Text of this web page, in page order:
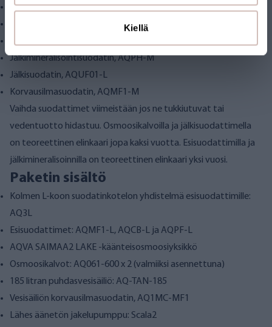
Kiellä
Aktiivihiilisuodatin, AQCB-L
Polyfosfaattisuodatin, AQPF-L
Jälkimineralisointisuodatin, AQPH-M
Jälkisuodatin, AQUF01-L
Korvausilmasuodatin, AQMF1-M
Vaihda suodattimet viimeistään jos ne tukkiutuvat tai
vedentuotto hidastuu. Osmoosikalvoilla ja jälkisuodattimella
on teoreettinen elinkaari jopa kaksi vuotta. Esisuodattimilla ja
jälkimineralisoinnilla on teoreettinen elinkaari yksi vuosi.
Paketin sisältö
Kolmen L-koon suodatinkotelon yhdistelmä esisuodattimille:
AQ3L
Esisuodattimet: AQMF1-L, AQCB-L ja AQPF-L
AQVA SAIMAA2 LAKE -käänteisosmoosiyksikkö
Osmoosikalvot: AQ061-600 x 2 (valmiiksi asennettuna)
185 litran puhdasvesisäiliö: AQ-TAN-185
Vesisäiliön korvausilmasuodatin, AQ1MC-MF1
Lähes äänetön jakelupumppu: Scala2